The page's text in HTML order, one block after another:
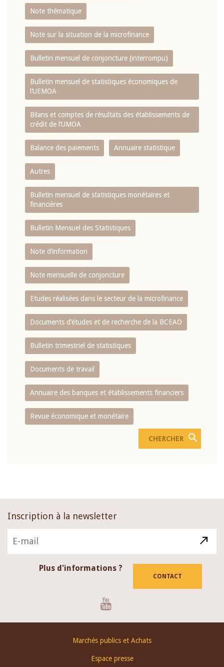
Note thématique
Note sur la situation de la microfinance
Bulletin mensuel de conjoncture (interrompu)
Bulletin mensuel de statistiques économiques de
l‘UEMOA
Bilans et comptes de résultats des établissements de
crédit de l‘UMOA
Balance des paiements Annuaire statistique
Autres
Bulletin mensuel de statistiques monétaires et
financières
Bulletin Mensuel des Statistiques
Note d’information
Note mensuelle de conjoncture
Etudes réalisées dans le secteur de la microfinance
Documents d’études et de recherche de la BCEAO
Bulletin trimestriel de statistiques
Documents de travail
Annuaire des banques et établissements financiers
Revue économique et monétaire
Inscription à la newsletter
Plus d'informations ?
CONTACT
Marchés publics et Achats
Espace presse